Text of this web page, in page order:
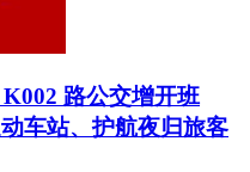
路公交增开班
车站、护航夜归旅客